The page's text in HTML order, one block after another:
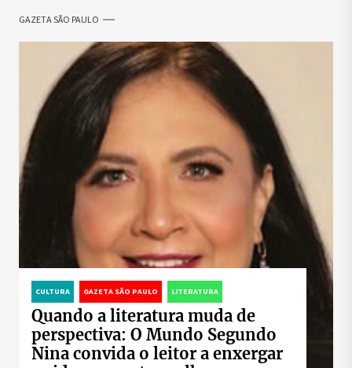
GAZETA SÃO PAULO
CULTURA GAZETA SÃO PAULO LITERATURA
Quando a literatura muda de
perspectiva: O Mundo Segundo
Nina convida o leitor a enxergar